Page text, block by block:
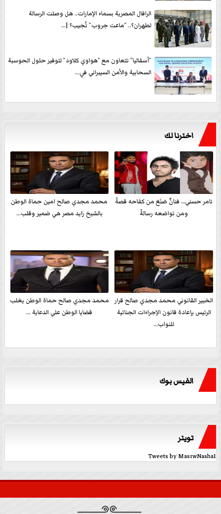
الرافال المصرية بسماء الإمارات.. هل وصلت الرسالة
لطهران؟.. ”ماعت جروب” تُجيب؟ |...
”أسفاليا” تتعاون مع ”هواوي كلاود” لتوفير حلول الحوسبة
السحابية والأمن السيبراني في...
اخترنا لك
تامر حسني… فنانٌ صَنَعَ من كفاحه قصةً
ومن تواضعه رسالةً
محمد مجدي صالح امين حماة الوطن
بالشيخ زايد مصر هي ضمير وقلب...
الخبير القانوني محمد مجدي صالح قرار
الرئيس بإعادة قانون الإجراءات الجنائية
للنواب...
محمد مجدي صالح حماة الوطن يغلب
قضايا الوطن علي الدعاية ...
الفيس بوك
تويتر
Tweets by MasrwNasha1